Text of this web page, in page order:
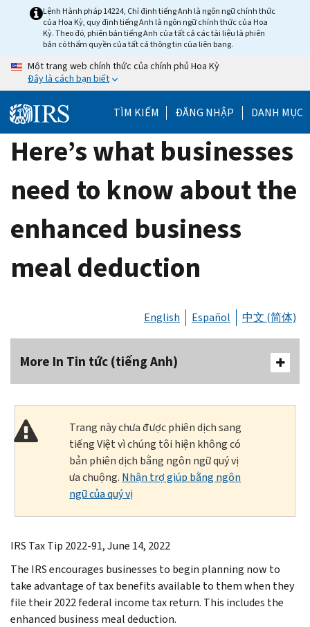
Lệnh Hành pháp 14224, Chỉ định tiếng Anh là ngôn ngữ chính thức
của Hoa Kỳ, quy định tiếng Anh là ngôn ngữ chính thức của Hoa
Kỳ. Theo đó, phiên bản tiếng Anh của tất cả các tài liệu là phiên
bản có thẩm quyền của tất cả thông tin của liên bang.
Một trang web chính thức của chính phủ Hoa Kỳ
Đây là cách bạn biết
TÌM KIẾM ĐĂNG NHẬP DANH MỤC
Here’s what businesses
need to know about the
enhanced business
meal deduction
English Español 中文 (简体)
More In Tin tức (tiếng Anh)
Trang này chưa được phiên dịch sang
tiếng Việt vì chúng tôi hiện không có
bản phiên dịch bằng ngôn ngữ quý vị
ưa chuộng. Nhận trợ giúp bằng ngôn
ngữ của quý vị
IRS Tax Tip 2022-91, June 14, 2022
The IRS encourages businesses to begin planning now to
take advantage of tax benefits available to them when they
file their 2022 federal income tax return. This includes the
enhanced business meal deduction.